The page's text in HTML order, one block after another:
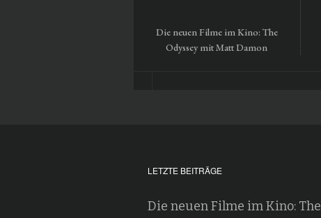
Die neuen Filme im Kino: The
Odyssey mit Matt Damon
LETZTE BEITRÄGE
Die neuen Filme im Kino: The